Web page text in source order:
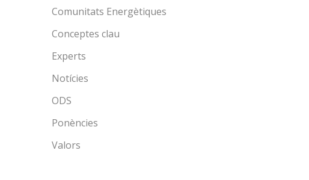
Comunitats Energètiques
Conceptes clau
Experts
Notícies
ODS
Ponències
Valors